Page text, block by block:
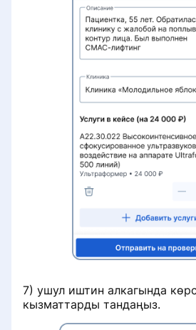
7) ушул иштин алкагында
кызматтарды тандаңыз.